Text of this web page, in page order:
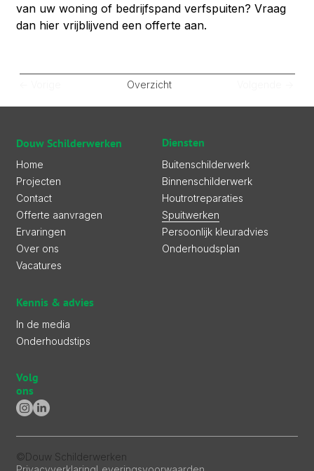
van uw woning of bedrijfspand verfspuiten? Vraag
dan hier vrijblijvend een offerte aan.
Overzicht
Douw Schilderwerken
Home
Projecten
Contact
Offerte aanvragen
Ervaringen
Over ons
Vacatures
Diensten
Buitenschilderwerk
Binnenschilderwerk
Houtrotreparaties
Spuitwerken
Persoonlijk kleuradvies
Onderhoudsplan
Kennis & advies
In de media
Onderhoudstips
Volg
ons
©Douw Schilderwerken